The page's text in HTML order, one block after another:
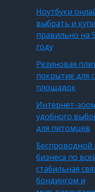
Ноутбуки
выбрать и
правильно на
году
Резиновая
покрытие для
площадок
Интернет-
удобного
для питомцев
Беспроводной
бизнеса по
стабильная
бондингом и